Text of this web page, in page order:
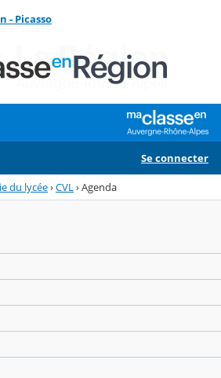
- Picasso
Se connecter
du lycée›CVL ›Agenda